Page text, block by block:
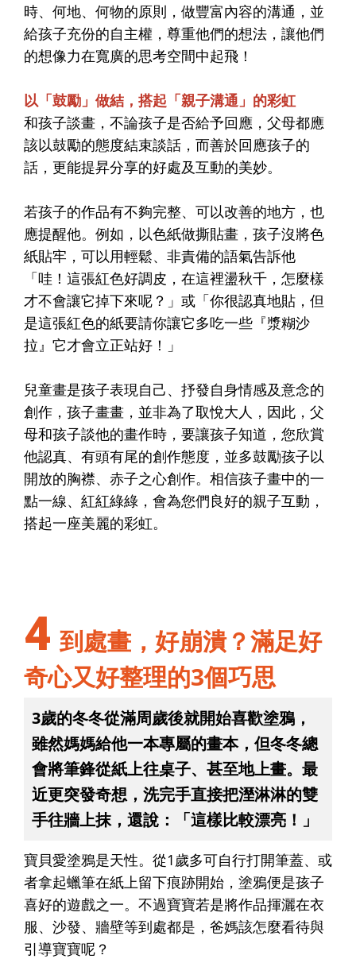
時、何地、何物的原則，做豐富內容的溝通，並
給孩子充份的自主權，尊重他們的想法，讓他們
的想像力在寬廣的思考空間中起飛！
以「鼓勵」做結，搭起「親子溝通」的彩虹
和孩子談畫，不論孩子是否給予回應，父母都應
該以鼓勵的態度結束談話，而善於回應孩子的
話，更能提昇分享的好處及互動的美妙。
若孩子的作品有不夠完整、可以改善的地方，也
應提醒他。例如，以色紙做撕貼畫，孩子沒將色
紙貼牢，可以用輕鬆、非責備的語氣告訴他
「哇！這張紅色好調皮，在這裡盪秋千，怎麼樣
才不會讓它掉下來呢？」或「你很認真地貼，但
是這張紅色的紙要請你讓它多吃一些『漿糊沙
拉』它才會立正站好！」
兒童畫是孩子表現自己、抒發自身情感及意念的
創作，孩子畫畫，並非為了取悅大人，因此，父
母和孩子談他的畫作時，要讓孩子知道，您欣賞
他認真、有頭有尾的創作態度，並多鼓勵孩子以
開放的胸襟、赤子之心創作。相信孩子畫中的一
點一線、紅紅綠綠，會為您們良好的親子互動，
搭起一座美麗的彩虹。
4 到處畫，好崩潰？滿足好
奇心又好整理的3個巧思
3歲的冬冬從滿周歲後就開始喜歡塗鴉，
雖然媽媽給他一本專屬的畫本，但冬冬總
會將筆鋒從紙上往桌子、甚至地上畫。最
近更突發奇想，洗完手直接把溼淋淋的雙
手往牆上抹，還說：「這樣比較漂亮！」
寶貝愛塗鴉是天性。從1歲多可自行打開筆蓋、或
者拿起蠟筆在紙上留下痕跡開始，塗鴉便是孩子
喜好的遊戲之一。不過寶寶若是將作品揮灑在衣
服、沙發、牆壁等到處都是，爸媽該怎麼看待與
引導寶寶呢？